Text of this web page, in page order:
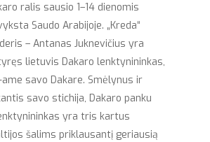
ralis sausio 1–14 dienomis
Saudo Arabijoje. „Kreda“
– Antanas Juknevičius yra
lietuvis Dakaro lenktynininkas,
savo Dakare. Smėlynus ir
savo stichija, Dakaro panku
yra tris kartus
šalims priklausantį geriausią